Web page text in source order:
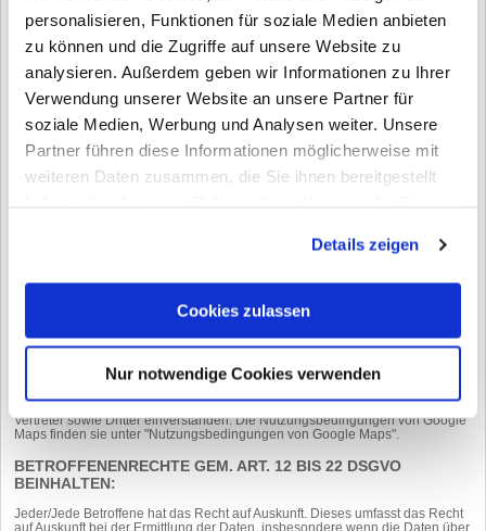
personalisieren, Funktionen für soziale Medien anbieten
zu können und die Zugriffe auf unsere Website zu
analysieren. Außerdem geben wir Informationen zu Ihrer
Verwendung unserer Website an unsere Partner für
soziale Medien, Werbung und Analysen weiter. Unsere
Partner führen diese Informationen möglicherweise mit
weiteren Daten zusammen, die Sie ihnen bereitgestellt
Cookies, wenn Sie unsere Webseite weiterhin nutzen.
Details zeigen
Cookies zulassen
Nur notwendige Cookies verwenden
„Cookies“ – Textdateien, welche auf Ihrem Endgerät gespeichert werden. Die
durch die Cookies gesammelten Informationen werden im Regelfall an einen
Google-Server in den USA gesandt und dort gespeichert.
Auf dieser Website greift die IP-Anonymisierung. Die IP-Adresse der Nutzer
Wirtschaftsraum gekürzt. Durch diese Kürzung entfällt der Personenbezug
Ihrer IP-Adresse. Im Rahmen der Vereinbarung zur
Auftragsdatenvereinbarung, welche die Websitebetreiber mit der Google Inc.
geschlossen haben, erstellt diese mithilfe der gesammelten Informationen
eine Auswertung der Websitenutzung und der Websiteaktivität und erbringt
mit der Internetnutzung verbundene Dienstleistungen.
Sie haben die Möglichkeit, die Speicherung des Cookies auf Ihrem Gerät zu
verhindern, indem Sie in Ihrem Browser entsprechende Einstellungen
vornehmen. Es ist nicht gewährleistet, dass Sie auf alle Funktionen dieser
Cookies gesammelten Informationen (inklusive Ihrer IP-Adresse) an die
Google Inc. gesendet und von der Google Inc. genutzt werden. Folgender
Plugin:https://tools.google.com/dlpage/gaoptout?hl=de
Hier finden Sie weitere Informationen zur Datennutzung durch die Google
https://support.google.com/analytics/answer/6004245?hl=de
GOOGLE MAPS
Diese Webseite verwendet das Produkt Google Maps von Google Inc. Durch
sowie Nutzung der automatisiert erhobenen Daten durch Google Inc, deren
Vertreter sowie Dritter einverstanden. Die Nutzungsbedingungen von Google
Maps finden sie unter "Nutzungsbedingungen von Google Maps".
BETROFFENENRECHTE GEM. ART. 12 BIS 22 DSGVO
BEINHALTEN:
Jeder/Jede Betroffene hat das Recht auf Auskunft. Dieses umfasst das Recht
auf Auskunft bei der Ermittlung der Daten, insbesondere wenn die Daten über